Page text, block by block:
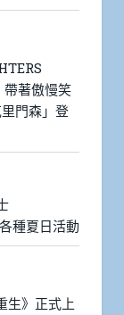
著傲慢笑
門森」登
種夏日活動
生》正式上